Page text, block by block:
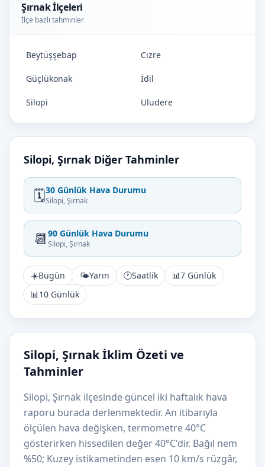
Şırnak İlçeleri
İlçe bazlı tahminler
Beytüşşebap Cizre
Güçlükonak İdil
Silopi Uludere
Silopi, Şırnak Diğer Tahminler
🗓️30 Günlük Hava Durumu
Silopi, Şırnak
📆 90 Günlük Hava Durumu
Silopi, Şırnak
☀️Bugün 🌤️Yarın 🕐Saatlik 📊7 Günlük
📊10 Günlük
Silopi, Şırnak İklim Özeti ve
Tahminler
Silopi, Şırnak ilçesinde güncel iki haftalık hava
raporu burada derlenmektedir. An itibarıyla
ölçülen hava değişken, termometre 40°C
gösterirken hissedilen değer 40°C'dir. Bağıl nem
%50; Kuzey istikametinden esen 10 km/s rüzgâr,